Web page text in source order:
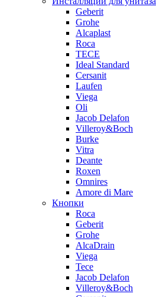
Geberit
Grohe
Alcaplast
Roca
TECE
Ideal Standard
Cersanit
Laufen
Viega
Oli
Jacob Delafon
Villeroy&Boch
Burke
Vitra
Deante
Roxen
Omnires
Amore di Mare
Кнопки
Roca
Geberit
Grohe
AlcaDrain
Viega
Tece
Jacob Delafon
Villeroy&Boch